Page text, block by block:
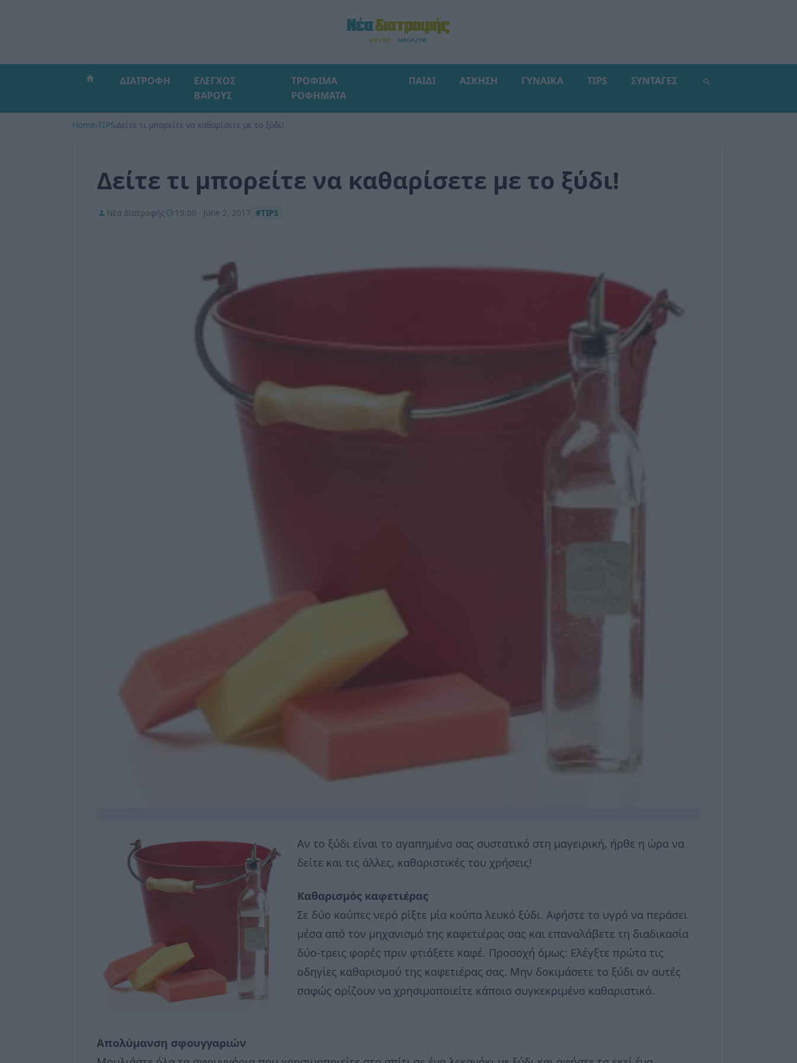
ΔΙΑΤΡΟΦΗ
ΕΛΕΓΧΟΣ
ΒΑΡΟΥΣ
ΤΡΟΦΙΜΑ
ΡΟΦΗΜΑΤΑ
ΠΑΙΔΙ ΑΣΚΗΣΗ ΓΥΝΑΙΚΑ TIPS ΣΥΝΤΑΓΕΣ
Home›TIPS›Δείτε τι μπορείτε να καθαρίσετε με το ξύδι!
Δείτε τι μπορείτε να καθαρίσετε με το ξύδι!
Νέα Διατροφής 19:00 - June 2, 2017 #TIPS
Αν το ξύδι είναι το αγαπημένο σας συστατικό στη μαγειρική, ήρθε η ώρα να
δείτε και τις άλλες, καθαριστικές του χρήσεις!
Καθαρισμός καφετιέρας
Σε δύο κούπες νερό ρίξτε μία κούπα λευκό ξύδι. Αφήστε το υγρό να περάσει
μέσα από τον μηχανισμό της καφετιέρας σας και επαναλάβετε τη διαδικασία
δύο-τρεις φορές πριν φτιάξετε καφέ. Προσοχή όμως: Ελέγξτε πρώτα τις
οδηγίες καθαρισμού της καφετιέρας σας. Μην δοκιμάσετε το ξύδι αν αυτές
σαφώς ορίζουν να χρησιμοποιείτε κάποιο συγκεκριμένο καθαριστικό.
Απολύμανση σφουγγαριών